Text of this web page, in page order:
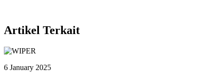
Artikel Terkait
6 January 2025